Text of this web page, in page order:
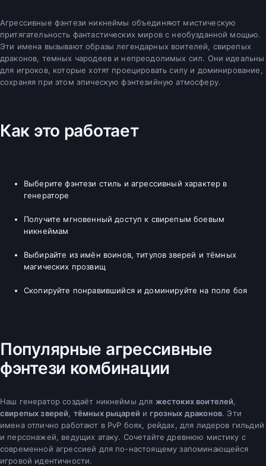
Агрессивные фэнтези никнеймы объединяют мистическую
притягательность фантастических миров с необузданной мощью.
Эти имена вызывают образы легендарных воителей, свирепых
драконов, темных чародеев и непреодолимых сил. Они идеальны
для игроков, которые хотят проецировать силу и доминирование,
сохраняя при этом эпическую фэнтезийную атмосферу.
Как это работает
Выберите фэнтези стиль и агрессивный характер в
генераторе
Получите мгновенный доступ к свирепым боевым
никнеймам
Выбирайте из имён воинов, титулов зверей и тёмных
магических прозвищ
Скопируйте понравившийся и доминируйте на поле боя
Популярные агрессивные
фэнтези комбинации
Наш генератор создаёт никнеймы для жестоких воителей,
свирепых зверей, тёмных рыцарей и грозных драконов. Эти
имена отлично работают в PvP боях, рейдах, для лидеров гильдий
и персонажей, ведущих атаку. Сочетайте древнюю мистику с
современной агрессией для по-настоящему запоминающейся
игровой идентичности.